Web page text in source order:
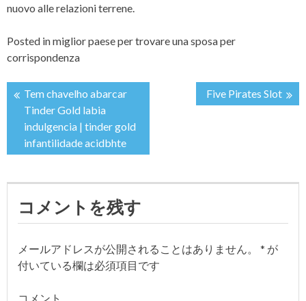
nuovo alle relazioni terrene.
Posted inmiglior paese per trovare una sposa per
corrispondenza
投
稿
ナ
ビ
ー
Tem chavelho abarcar
Tinder Gold labia
indulgencia | tinder gold
infantilidade acidbhte
Five Pirates Slot
コメントを残す
メールアドレスが公開されることはありません。 * が
付いている欄は必須項目です
コメント